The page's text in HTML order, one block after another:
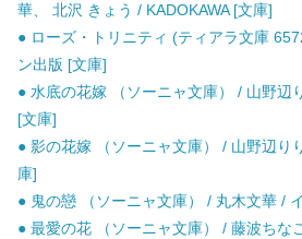
華、 北沢 きょう / KADOKAWA [文庫]
● ローズ・トリニティ (ティアラ文庫
ン出版 [文庫]
● 水底の花嫁 （ソーニャ文庫） / 山野辺
[文庫]
● 影の花嫁 （ソーニャ文庫） / 山野辺り
庫]
● 鬼の戀 （ソーニャ文庫） / 丸木文華 /
● 最愛の花 （ソーニャ文庫） / 藤波ちな